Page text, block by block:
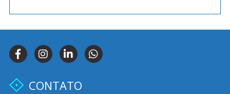
CONTATO